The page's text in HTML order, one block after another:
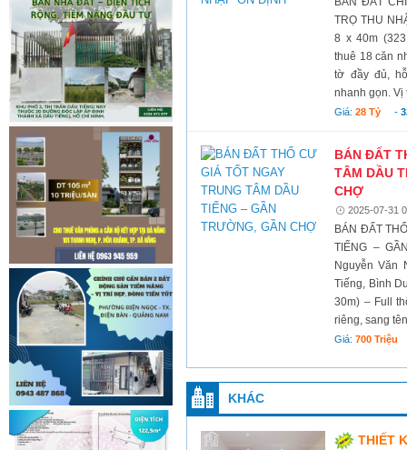
TRỌ THU
8 x 40m
thuê 18 căn
tờ đầy đủ,
nhanh gọn. Vị
Giá:28 Tỷ -
BÁN ĐẤT
TÂM DẦU
CHỢ
2025-07-31
BÁN ĐẤT
TIẾNG –
Nguyễn Văn
Tiếng, Bình
30m) – Full
riêng, sang
Giá:700 Triệu
KHÁC
THIẾT